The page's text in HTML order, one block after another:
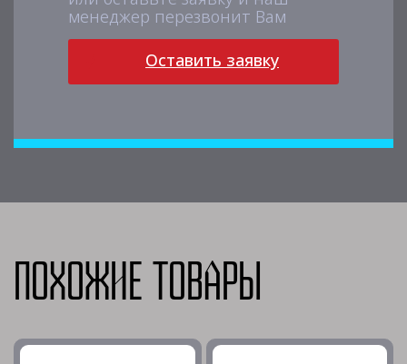
менеджер перезвонит Вам
Оставить заявку
Похожие товары